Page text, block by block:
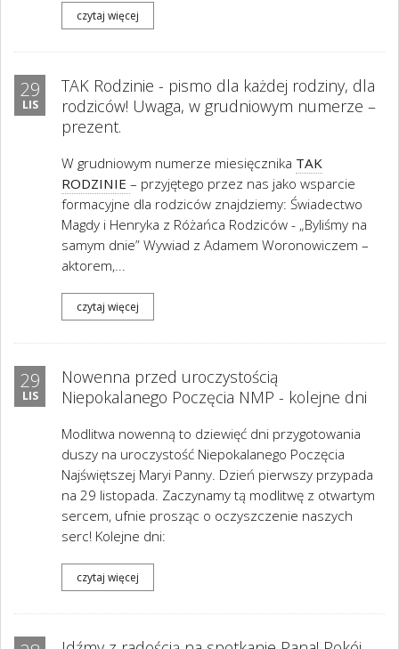
czytaj więcej
29
LIS
TAK Rodzinie - pismo dla każdej rodziny, dla
rodziców! Uwaga, w grudniowym numerze –
prezent.
W grudniowym numerze miesięcznika TAK
RODZINIE – przyjętego przez nas jako wsparcie
formacyjne dla rodziców znajdziemy: Świadectwo
Magdy i Henryka z Różańca Rodziców - „Byliśmy na
samym dnie” Wywiad z Adamem Woronowiczem –
aktorem,...
czytaj więcej
29
LIS
Nowenna przed uroczystością
Niepokalanego Poczęcia NMP - kolejne dni
Modlitwa nowenną to dziewięć dni przygotowania
duszy na uroczystość Niepokalanego Poczęcia
Najświętszej Maryi Panny. Dzień pierwszy przypada
na 29 listopada. Zaczynamy tą modlitwę z otwartym
sercem, ufnie prosząc o oczyszczenie naszych
serc! Kolejne dni:
czytaj więcej